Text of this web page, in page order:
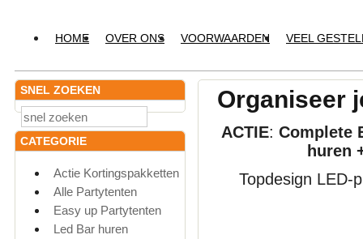
HOME OVER ONS VOORWAARDEN VEEL
SNEL ZOEKEN
CATEGORIE
Actie Kortingspakketten
Alle Partytenten
Easy up Partytenten
Led Bar huren
Organiseer
ACTIE: Complete
huren
Topdesign LED-